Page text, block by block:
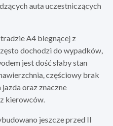
auta uczestniczących
A4 biegnącej z
dochodzi do wypadków,
jest dość słaby stan
częściowy brak
oraz znaczne
kierowców.
jeszcze przed II